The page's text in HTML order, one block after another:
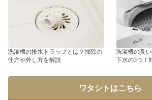
洗濯機の排水トラップとは？掃除の
仕方や外し方を解説
洗濯機の臭
下水の3つ！
ワタシトはこちら